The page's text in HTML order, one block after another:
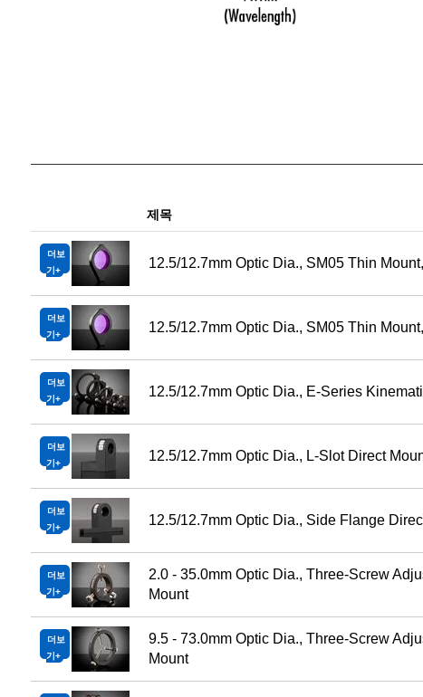
제목
더보
기
12.5/12.7mm Optic Dia., SM05 Thin
더보
기
12.5/12.7mm Optic Dia., SM05 Thin
더보
기
12.5/12.7mm Optic Dia., E-Series
더보
기
12.5/12.7mm Optic Dia., L-Slot Direct
더보
기
12.5/12.7mm Optic Dia., Side Flange
더보
기
2.0 - 35.0mm Optic Dia., Three-Screw
Mount
더보
기
9.5 - 73.0mm Optic Dia., Three-Screw
Mount